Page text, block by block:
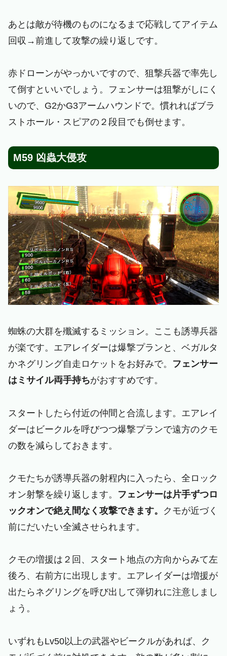
あとは敵が待機のものになるまで応戦してアイテム
回収→前進して攻撃の繰り返しです。
赤ドローンがやっかいですので、狙撃兵器で率先し
て倒すといいでしょう。フェンサーは狙撃がしにく
いので、G2かG3アームハウンドで。慣れればブラ
ストホール・スピアの２段目でも倒せます。
M59 凶蟲大侵攻
蜘蛛の大群を殲滅するミッション。ここも誘導兵器
が楽です。エアレイダーは爆撃プランと、ベガルタ
かネグリング自走ロケットをお好みで。 フェンサー
はミサイル両手持ちがおすすめです。
スタートしたら付近の仲間と合流します。エアレイ
ダーはビークルを呼びつつ爆撃プランで遠方のクモ
の数を減らしておきます。
クモたちが誘導兵器の射程内に入ったら、全ロック
オン射撃を繰り返します。 フェンサーは片手ずつロ
ックオンで絶え間なく攻撃できます。 クモが近づく
前にだいたい全滅させられます。
クモの増援は２回、スタート地点の方向からみて左
後ろ、右前方に出現します。エアレイダーは増援が
出たらネグリングを呼び出して弾切れに注意しまし
ょう。
いずれもLv50以上の武器やビークルがあれば、ク